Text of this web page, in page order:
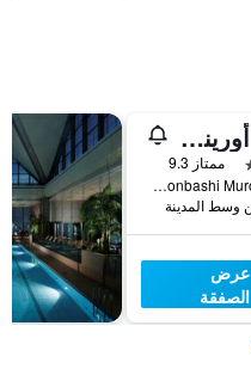
ماندرين أورينتال، طوكيو
ممتاز 9.3
2-1-1 Nihonbashi Muromachi, طوكيو, اليابان
عرض
الصفقة